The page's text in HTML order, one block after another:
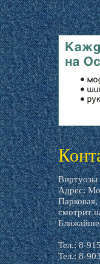
Виртуозы
Адрес:
смотрит
Тел.: 8-
Тел.: 8-